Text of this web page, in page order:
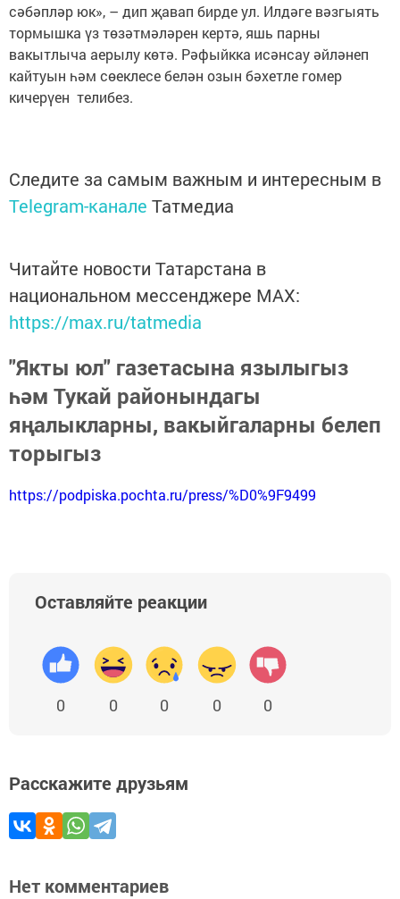
сәбәпләр юк», – дип җавап бирде ул. Илдәге вәзгыять
тормышка үз төзәтмәләрен кертә, яшь парны
вакытлыча аерылу көтә. Рәфыйкка исәнсау әйләнеп
кайтуын һәм сөеклесе белән озын бәхетле гомер
кичерүен телибез.
Следите за самым важным и интересным в
Telegram-канале Татмедиа
Читайте новости Татарстана в
национальном мессенджере MАХ:
https://max.ru/tatmedia
"Якты юл" газетасына язылыгыз
һәм Тукай районындагы
яңалыкларны, вакыйгаларны белеп
торыгыз
https://podpiska.pochta.ru/press/%D0%9F9499
Оставляйте реакции
0 0 0 0 0
Расскажите друзьям
Нет комментариев